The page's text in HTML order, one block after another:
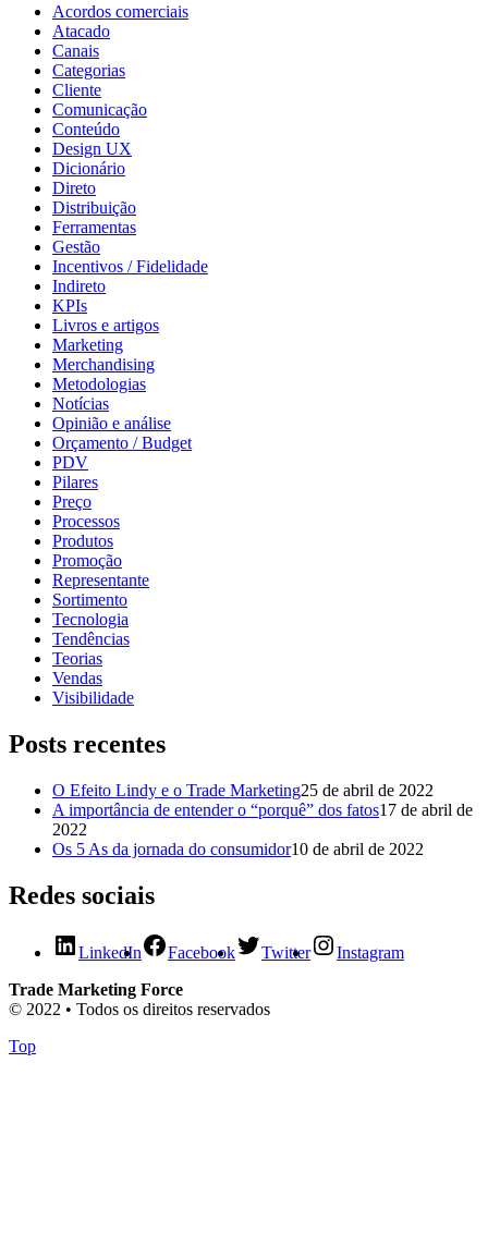
Acordos comerciais
Atacado
Canais
Categorias
Cliente
Comunicação
Conteúdo
Design UX
Dicionário
Direto
Distribuição
Ferramentas
Gestão
Incentivos / Fidelidade
Indireto
KPIs
Livros e artigos
Marketing
Merchandising
Metodologias
Notícias
Opinião e análise
Orçamento / Budget
PDV
Pilares
Preço
Processos
Produtos
Promoção
Representante
Sortimento
Tecnologia
Tendências
Teorias
Vendas
Visibilidade
Posts recentes
O Efeito Lindy e o Trade Marketing25 de abril de 2022
A importância de entender o “porquê” dos fatos17 de abril de
2022
Os 5 As da jornada do consumidor10 de abril de 2022
Redes sociais
LinkedIn Facebook Twitter
Instagram
Trade Marketing Force
© 2022 • Todos os direitos reservados
Top